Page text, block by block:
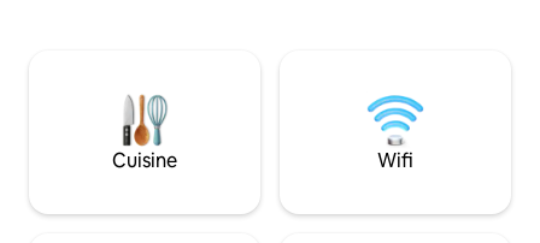
Chaque matin, lorsque vous vous
réveillerez à vos rêves, vous serez
accueillis avec une vue imprenable sur
l'océan et même un aperçu de l'île et des
paysage.Imaginez monter au sommet
propreté – restez
ressourcement
vraiment pas acheter. 🌿 *
questions. Ne
LIEU, et s'ils ont
Cuisine Wifi